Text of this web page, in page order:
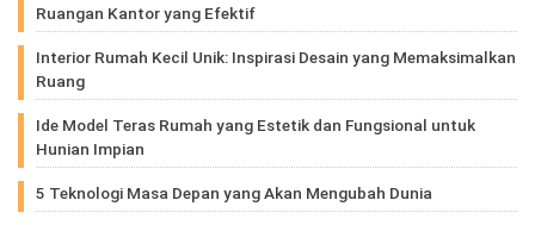
Ruangan Kantor yang Efektif
Interior Rumah Kecil Unik: Inspirasi Desain yang Memaksimalkan
Ruang
Ide Model Teras Rumah yang Estetik dan Fungsional untuk
Hunian Impian
5 Teknologi Masa Depan yang Akan Mengubah Dunia